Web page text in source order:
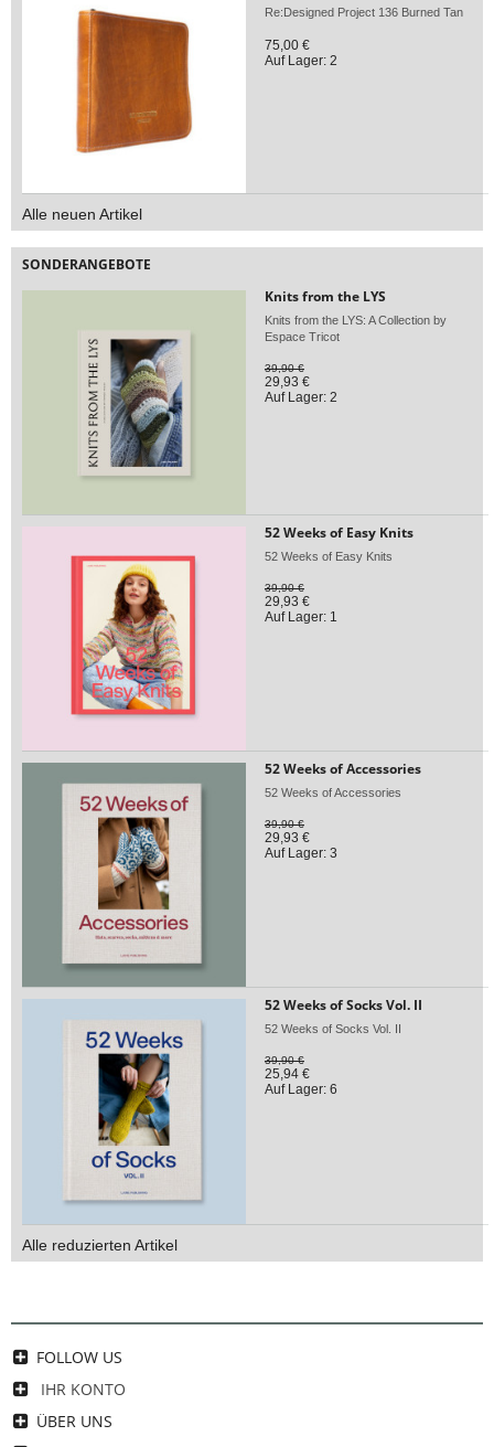
Re:Designed Project 136 Burned Tan
75,00 €
Auf Lager: 2
Alle neuen Artikel
SONDERANGEBOTE
Knits from the LYS
Knits from the LYS: A Collection by
Espace Tricot
39,90 €
29,93 €
Auf Lager: 2
52 Weeks of Easy Knits
52 Weeks of Easy Knits
39,90 €
29,93 €
Auf Lager: 1
52 Weeks of Accessories
52 Weeks of Accessories
39,90 €
29,93 €
Auf Lager: 3
52 Weeks of Socks Vol. II
52 Weeks of Socks Vol. II
39,90 €
25,94 €
Auf Lager: 6
Alle reduzierten Artikel
FOLLOW US
IHR KONTO
ÜBER UNS